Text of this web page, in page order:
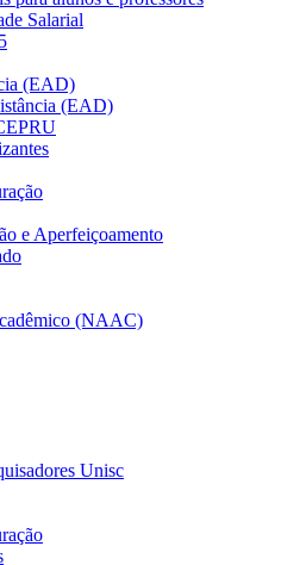
Salarial
(EAD)
(EAD)
e Aperfeiçoamento
(NAAC)
Unisc